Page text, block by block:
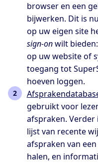
browser en een
bijwerken. Dit is
op uw eigen site
sign-onwilt
op uw website of
toegang tot
hoeven loggen.
gebruikt voor
afspraken. Verder
lijst van recente
afspraken van
halen, en